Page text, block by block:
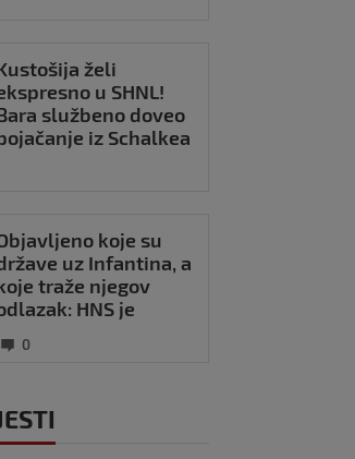
želi
u SHNL!
službeno doveo
iz Schalkea
koje su
uz Infantina, a
traže njegov
HNS je
stranu
0